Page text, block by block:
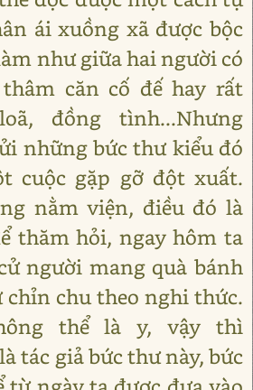
ái xuồng xã được bộc
như giữa hai người có
căn cố đế hay rất
đồng tình...Nhưng
những bức thư kiểu đó
cuộc gặp gỡ đột xuất.
nằm viện, điều đó là
thăm hỏi, ngay hôm ta
người mang quà bánh
chỉn chu theo nghi thức.
thể là y, vậy thì
tác giả bức thư này, bức